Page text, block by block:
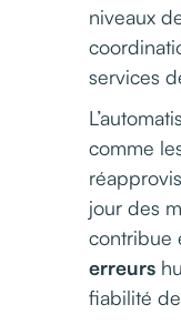
niveaux
services
comme
jour des
contribue
erreurs
fiabilité